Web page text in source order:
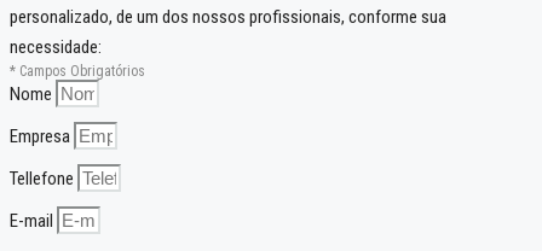
personalizado, de um dos nossos profissionais, conforme sua
necessidade:
* Campos Obrigatórios
Nome
Empresa
Tellefone
E-mail